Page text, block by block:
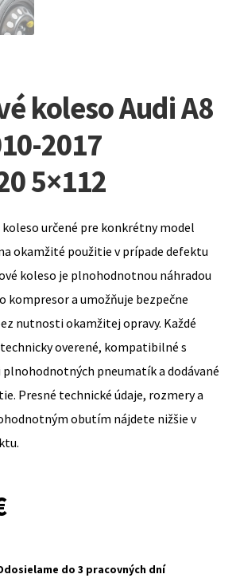
koleso Audi A8
2017
5×112
koleso určené pre konkrétny model
okamžité použitie v prípade defektu
koleso je plnohodnotnou náhradou
kompresor a umožňuje bezpečne
nutnosti okamžitej opravy. Každé
overené, kompatibilné s
pneumatík a dodávané
Presné technické údaje, rozmery a
obutím nájdete nižšie v
is:
do 3 pracovných dní